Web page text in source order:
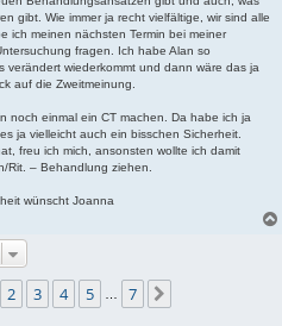
gibt. Wie immer ja recht vielfältige, wir sind alle
ich meinen nächsten Termin bei meiner
fragen. Ich habe Alan so
verändert wiederkommt und dann wäre das ja
auf die Zweitmeinung.
noch einmal ein CT machen. Da habe ich ja
ja vielleicht auch ein bisschen Sicherheit.
freu ich mich, ansonsten wollte ich damit
Rit. – Behandlung ziehen.
wünscht Joanna
von
2 3 4 5 7